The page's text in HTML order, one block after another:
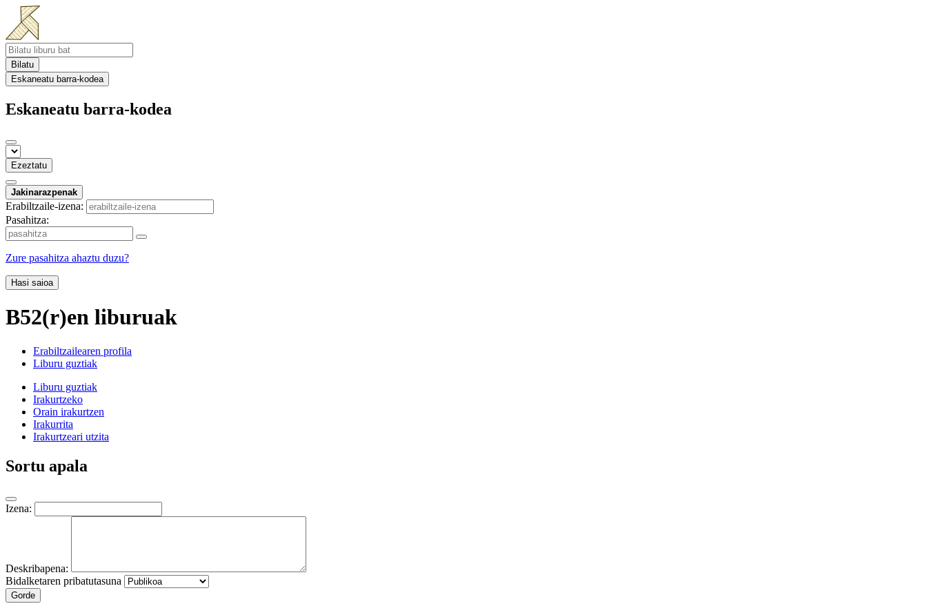
Bilatu
Eskaneatu barra-kodea
Eskaneatu barra-kodea
Ezeztatu
Jakinarazpenak
Erabiltzaile-izena:
Pasahitza:
Zure pasahitza ahaztu duzu?
Hasi saioa
B52(r)en liburuak
Erabiltzailearen profila
Liburu guztiak
Liburu guztiak
Irakurtzeko
Orain irakurtzen
Irakurrita
Irakurtzeari utzita
Sortu apala
Izena:
Deskribapena:
Bidalketaren pribatutasuna
Gorde